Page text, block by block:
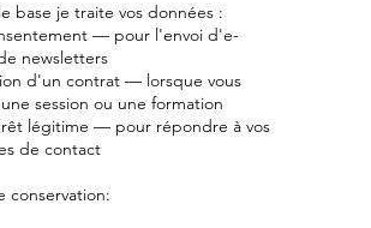
base je traite vos données :
— pour l'envoi d'e-
newsletters
d'un contrat — lorsque vous
session ou une formation
légitime — pour répondre à vos
de contact
conservation: